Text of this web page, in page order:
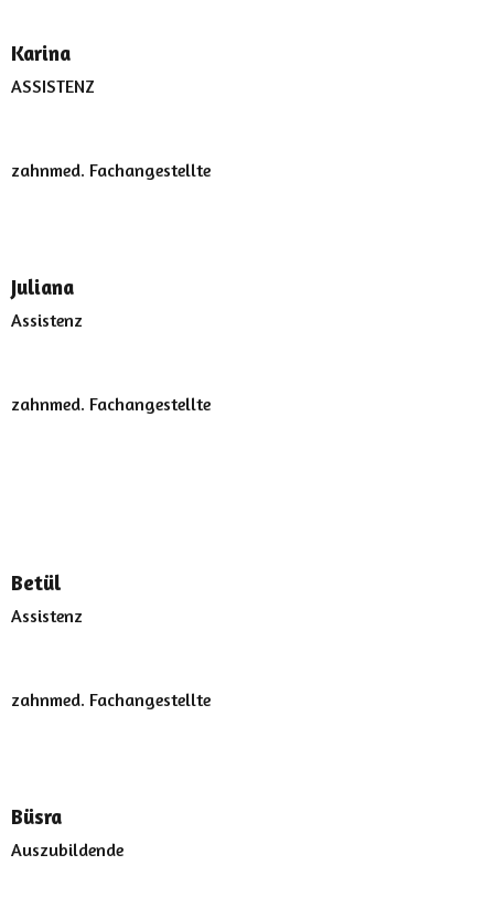
Karina
ASSISTENZ
zahnmed. Fachangestellte
Juliana
Assistenz
zahnmed. Fachangestellte
Betül
Assistenz
zahnmed. Fachangestellte
Büsra
Auszubildende